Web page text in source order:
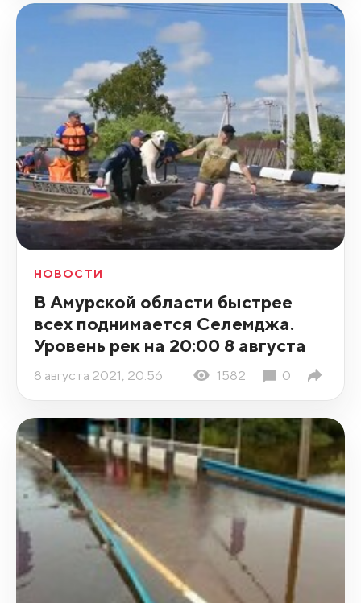
НОВОСТИ
В Амурской области быстрее
всех поднимается Селемджа.
Уровень рек на 20:00 8 августа
8 августа 2021, 20:56 1582 0